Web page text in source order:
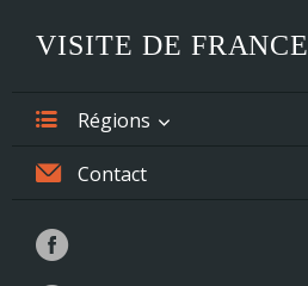
VISITE DE FRANCE
Régions
Alsace
Aquitaine
Contact